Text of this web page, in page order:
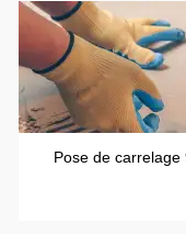
Pose de carrelage